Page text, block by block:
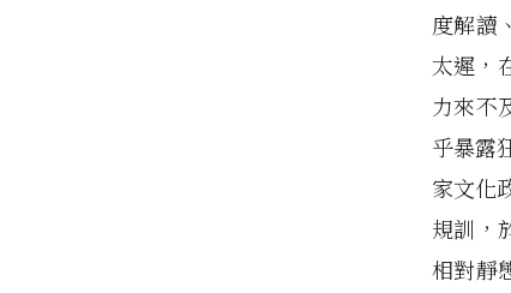
度解讀
太遲，
力來不
乎暴露
家文化
規訓，
相對靜